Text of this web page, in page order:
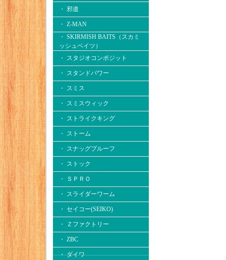
・ 邪道
・ Z-MAN
・ SKIRMISH BAITS（スカミ
ッシュベイツ）
・ スタジオコンポジット
・ スタンドパワー
・ スミス
・ スミスウィック
・ ストライクキング
・ ストーム
・ スナッグプルーフ
・ ストック
・ ＳＰＲＯ
・ スライダーワーム
・ セイコー(SEIKO)
・ Ｚファクトリー
・ ZBC
・ ダイワ